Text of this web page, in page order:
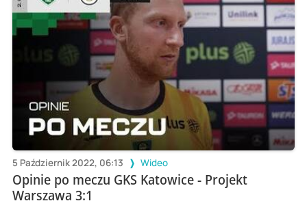
5 Październik 2022, 06:13 Wideo
Opinie po meczu GKS Katowice - Projekt
Warszawa 3:1